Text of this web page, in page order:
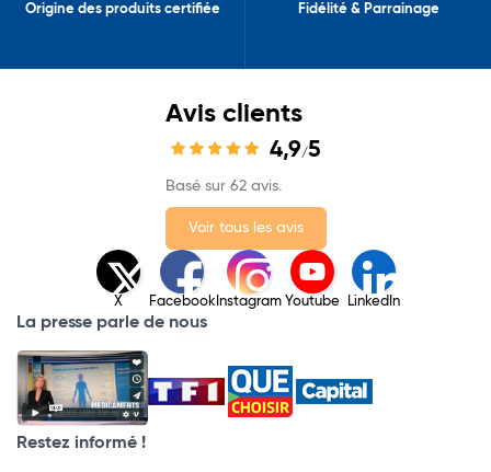
Origine des produits certifiée Fidélité & Parrainage
Avis clients
4,9/5
Basé sur 62 avis.
Voir tous les avis
X Facebook Instagram Youtube LinkedIn
La presse parle de nous
Restez informé !